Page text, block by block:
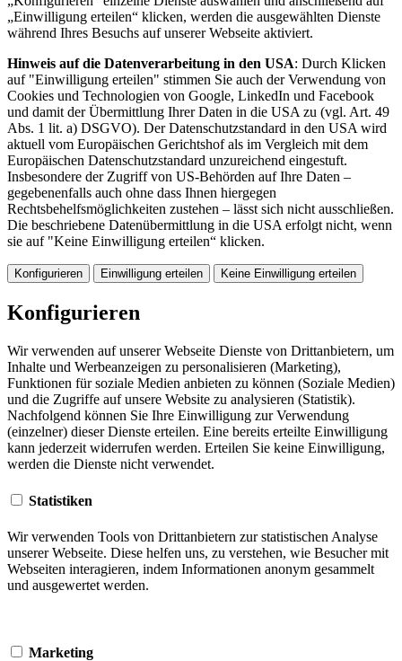
„Einwilligung erteilen“ klicken, werden die ausgewählten Dienste
während Ihres Besuchs auf unserer Webseite aktiviert.
Hinweis auf die Datenverarbeitung in den USA: Durch Klicken
auf "Einwilligung erteilen" stimmen Sie auch der Verwendung von
Cookies und Technologien von Google, LinkedIn und Facebook
und damit der Übermittlung Ihrer Daten in die USA zu (vgl. Art. 49
Abs. 1 lit. a) DSGVO). Der Datenschutzstandard in den USA wird
aktuell vom Europäischen Gerichtshof als im Vergleich mit dem
Europäischen Datenschutzstandard unzureichend eingestuft.
Insbesondere der Zugriff von US-Behörden auf Ihre Daten –
gegebenenfalls auch ohne dass Ihnen hiergegen
Rechtsbehelfsmöglichkeiten zustehen – lässt sich nicht ausschließen.
Die beschriebene Datenübermittlung in die USA erfolgt nicht, wenn
sie auf "Keine Einwilligung erteilen“ klicken.
Konfigurieren Einwilligung erteilen Keine Einwilligung erteilen
Konfigurieren
Wir verwenden auf unserer Webseite Dienste von Drittanbietern, um
Inhalte und Werbeanzeigen zu personalisieren (Marketing),
Funktionen für soziale Medien anbieten zu können (Soziale Medien)
und die Zugriffe auf unsere Website zu analysieren (Statistik).
Nachfolgend können Sie Ihre Einwilligung zur Verwendung
(einzelner) dieser Dienste erteilen. Eine bereits erteilte Einwilligung
kann jederzeit widerrufen werden. Erteilen Sie keine Einwilligung,
werden die Dienste nicht verwendet.
Statistiken
Wir verwenden Tools von Drittanbietern zur statistischen Analyse
unserer Webseite. Diese helfen uns, zu verstehen, wie Besucher mit
Webseiten interagieren, indem Informationen anonym gesammelt
und ausgewertet werden.
Marketing